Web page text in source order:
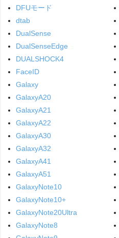
DFUモード
dtab
DualSense
DualSenseEdge
DUALSHOCK4
FaceID
Galaxy
GalaxyA20
GalaxyA21
GalaxyA22
GalaxyA30
GalaxyA32
GalaxyA41
GalaxyA51
GalaxyNote10
GalaxyNote10+
GalaxyNote20Ultra
GalaxyNote8